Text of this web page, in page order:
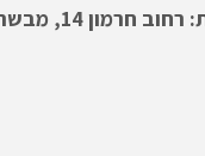
חרמון 14, מבשרת ציון.